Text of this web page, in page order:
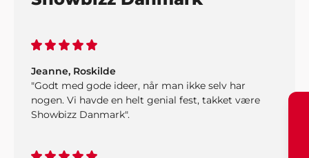
Jeanne, Roskilde
"Godt med gode ideer, når man ikke selv har
nogen. Vi havde en helt genial fest, takket være
Showbizz Danmark".